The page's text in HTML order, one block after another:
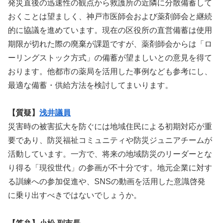
発災直後の迅速性の観点から救護所の近隣に分散備蓄して
おくことは望ましく、神戸市医師会および薬剤師会と継続
的に協議を進めています。現在の区役所の直営備蓄は使用
期限が切れた際の廃棄が課題ですが、薬剤師会からは「ロ
ーリングストック方式」の備蓄が望ましいとの意見を得て
おります。他都市の薬局を活用した事例なども参考にし、
最適な備蓄・供給方法を検討してまいります。
【質疑】 浅井議員
災害時の被害拡大を防ぐには地域住民による初期対応が重
要であり、防災福祉コミュニティや防災ジュニアチームが
活動しています。一方で、将来の地域防災のリーダーとな
り得る「現役世代」の参画が不十分です。地元企業に対す
る訓練への参加促進や、SNSの動画を活用した意識啓発
に乗り出すべきではないでしょうか。